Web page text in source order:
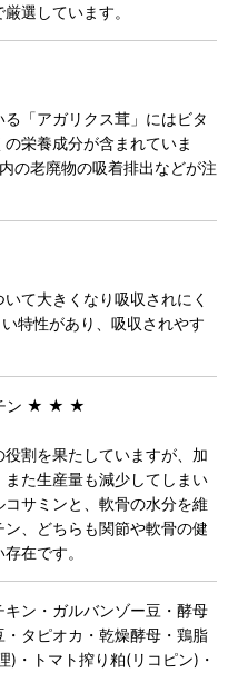
選しています。
「アガリクス茸」にはビタ
栄養成分が含まれていま
の老廃物の吸着排出などが注
て大きくなり吸収されにく
特性があり、吸収されやす
ン ★ ★ ★
割を果たしていますが、加
た生産量も減少してしまい
サミンと、軟骨の水分を維
、どちらも関節や軟骨の健
在です。
ン・ガルバンゾー豆・酵母
タピオカ・乾燥酵母・鶏脂
)・トマト搾り粕(リコピン)・